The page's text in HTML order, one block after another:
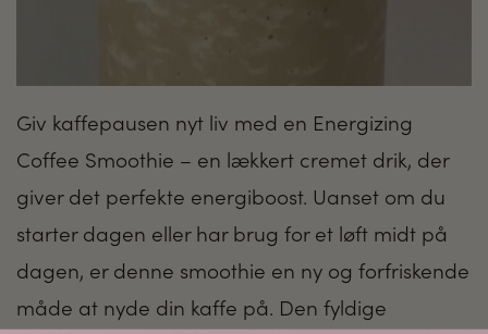
Giv kaffepausen nyt liv med en Energizing
Coffee Smoothie – en lækkert cremet drik, der
giver det perfekte energiboost. Uanset om du
starter dagen eller har brug for et løft midt på
dagen, er denne smoothie en ny og forfriskende
måde at nyde din kaffe på. Den fyldige